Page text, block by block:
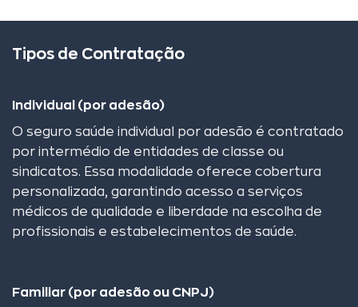
Tipos de Contratação
Individual (por adesão)
O seguro saúde individual por adesão é contratado
por intermédio de entidades de classe ou
sindicatos. Essa modalidade oferece cobertura
personalizada, garantindo acesso a serviços
médicos de qualidade e liberdade na escolha de
profissionais e estabelecimentos de saúde.
Familiar (por adesão ou CNPJ)